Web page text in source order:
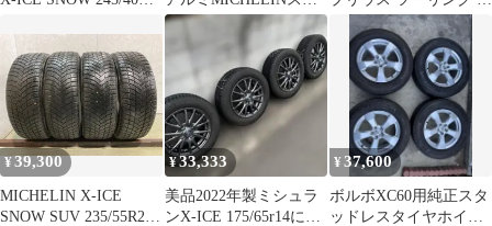
ッドレスタイヤセット
正 215/45R17 スタッド
レス ミシュラン X-ICE
XI3 17インチ
PCD100/5H◎6061206イ
¥39,300
MICHELIN X-ICE
SNOW SUV 235/55R20
¥33,333
美品2022年製ミシュラ
ンX-ICE 175/65r14に
¥37,600
ボルボXC60用純正スタ
ッドレスタイヤホイー